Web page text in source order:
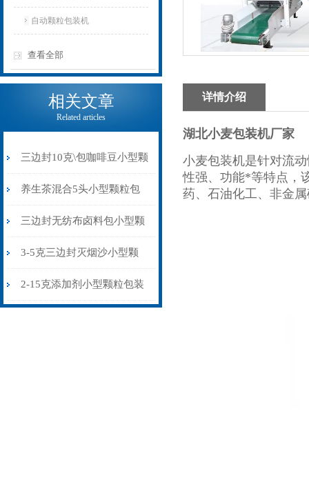
自动颗粒包装机
查看全部
相关文章
Related articles
三边封10克\包咖啡豆小型颗
粒包装机多少钱
养生茶混合5头小型颗粒包
装机高精度可定制
三边封无纺布卤料包小型颗
粒包装机厂家
3-5克三边封灭烟沙小型颗
粒包装机智能化
2-15克添加剂小型颗粒包装
详情介绍
湖北小麦包装机厂家
小麦包装机是针对流
性强、功能*等特点，
药、石油化工、非金